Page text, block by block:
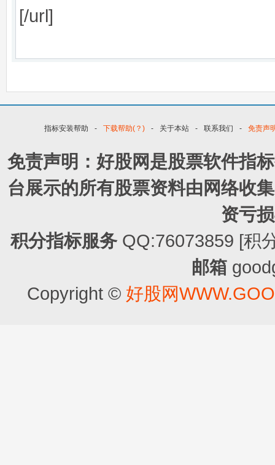
[/url]
指标安装帮助 - 下载帮助(？) - 关于本站 - 联系我们 - 免责声
免责声明：好股网是股票软件指
台展示的所有股票资料由网络收
资亏
积分指标服务QQ:76073859 [积
邮箱
Copyright © 好股网